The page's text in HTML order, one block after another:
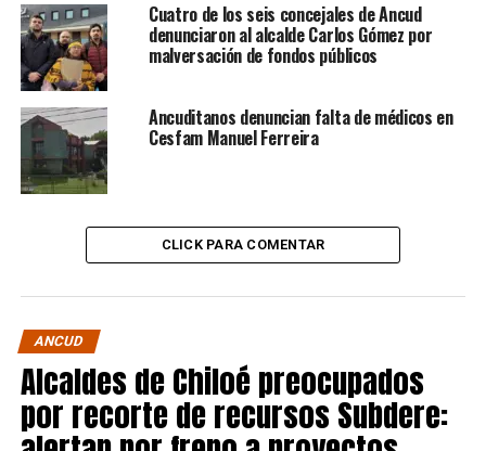
Cuatro de los seis concejales de Ancud
denunciaron al alcalde Carlos Gómez por
malversación de fondos públicos
Ancuditanos denuncian falta de médicos en
Cesfam Manuel Ferreira
CLICK PARA COMENTAR
ANCUD
Alcaldes de Chiloé preocupados
por recorte de recursos Subdere: